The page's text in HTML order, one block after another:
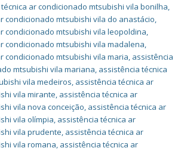
ar condicionado mtsubishi vila bonilha,
condicionado mtsubishi vila do anastácio,
condicionado mtsubishi vila leopoldina,
condicionado mtsubishi vila madalena,
condicionado mtsubishi vila maria, assistência
mtsubishi vila mariana, assistência técnica
vila medeiros, assistência técnica ar
vila mirante, assistência técnica ar
vila nova conceição, assistência técnica ar
vila olímpia, assistência técnica ar
vila prudente, assistência técnica ar
vila romana, assistência técnica ar